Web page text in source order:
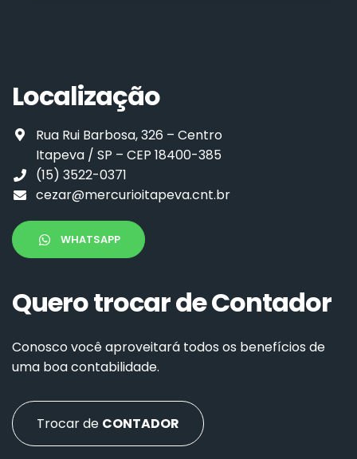
Localização
Rua Rui Barbosa, 326 – Centro
Itapeva / SP – CEP 18400-385
(15) 3522-0371
cezar@mercurioitapeva.cnt.br
WHATSAPP
Quero trocar de Contador
Conosco você aproveitará todos os benefícios de
uma boa contabilidade.
Trocar de CONTADOR